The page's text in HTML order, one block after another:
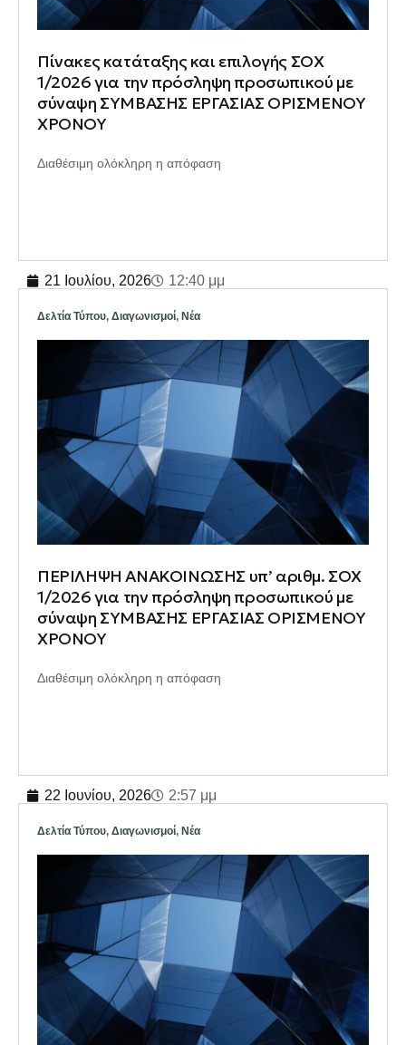
Πίνακες κατάταξης και επιλογής ΣΟΧ
1/2026 για την πρόσληψη προσωπικού με
σύναψη ΣΥΜΒΑΣΗΣ ΕΡΓΑΣΙΑΣ ΟΡΙΣΜΕΝΟΥ
ΧΡΟΝΟΥ
Διαθέσιμη ολόκληρη η απόφαση
21 Ιουλίου, 2026 12:40 μμ
Δελτία Τύπου, Διαγωνισμοί, Νέα
ΠΕΡΙΛΗΨΗ ΑΝΑΚΟΙΝΩΣΗΣ υπ’ αριθμ. ΣΟΧ
1/2026 για την πρόσληψη προσωπικού με
σύναψη ΣΥΜΒΑΣΗΣ ΕΡΓΑΣΙΑΣ ΟΡΙΣΜΕΝΟΥ
ΧΡΟΝΟΥ
Διαθέσιμη ολόκληρη η απόφαση
22 Ιουνίου, 2026 2:57 μμ
Δελτία Τύπου, Διαγωνισμοί, Νέα